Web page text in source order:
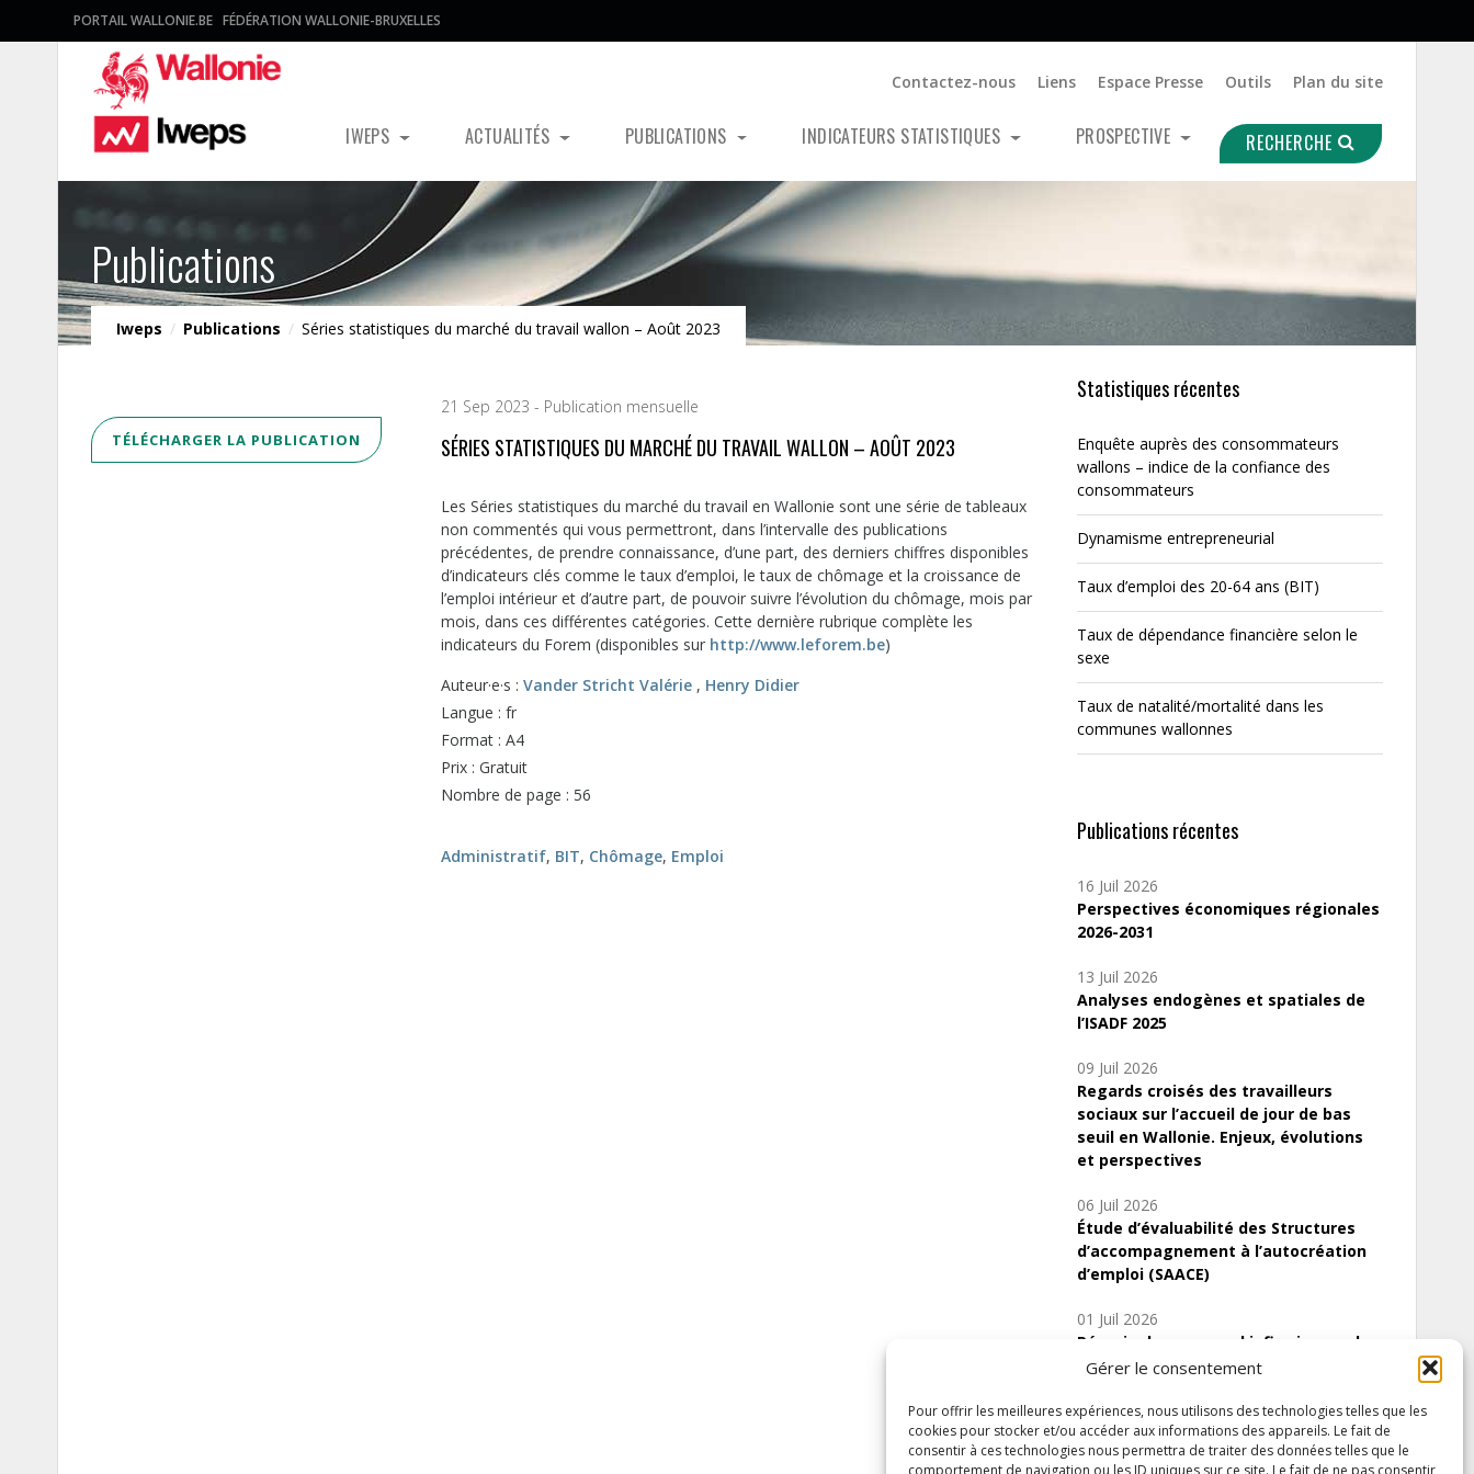
Gérer le consentement
Pour offrir les meilleures expériences, nous utilisons des technologies telles que les
cookies pour stocker et/ou accéder aux informations des appareils. Le fait de
consentir à ces technologies nous permettra de traiter des données telles que le
comportement de navigation ou les ID uniques sur ce site. Le fait de ne pas consentir
PORTAIL WALLONIE.BE FÉDÉRATION WALLONIE-BRUXELLES
Contactez-nous Liens Espace Presse Outils Plan du site
IWEPS ACTUALITÉS PUBLICATIONS INDICATEURS STATISTIQUES PROSPECTIVE RECHERCHE
Publications
Iweps / Publications / Séries statistiques du marché du travail wallon – Août 2023
TÉLÉCHARGER LA PUBLICATION
21 Sep 2023 - Publication mensuelle
SÉRIES STATISTIQUES DU MARCHÉ DU TRAVAIL WALLON – AOÛT 2023
Les Séries statistiques du marché du travail en Wallonie sont une série de tableaux
non commentés qui vous permettront, dans l’intervalle des publications
précédentes, de prendre connaissance, d’une part, des derniers chiffres disponibles
d’indicateurs clés comme le taux d’emploi, le taux de chômage et la croissance de
l’emploi intérieur et d’autre part, de pouvoir suivre l’évolution du chômage, mois par
mois, dans ces différentes catégories. Cette dernière rubrique complète les
indicateurs du Forem (disponibles sur http://www.leforem.be)
Auteur·e·s :Vander Stricht Valérie , Henry Didier
Langue : fr
Format : A4
Prix : Gratuit
Nombre de page : 56
Administratif, BIT, Chômage, Emploi
Statistiques récentes
Enquête auprès des consommateurs
wallons – indice de la confiance des
consommateurs
Dynamisme entrepreneurial
Taux d’emploi des 20-64 ans (BIT)
Taux de dépendance financière selon le
sexe
Taux de natalité/mortalité dans les
communes wallonnes
Publications récentes
16 Juil 2026
Perspectives économiques régionales
2026-2031
13 Juil 2026
Analyses endogènes et spatiales de
l’ISADF 2025
09 Juil 2026
Regards croisés des travailleurs
sociaux sur l’accueil de jour de bas
seuil en Wallonie. Enjeux, évolutions
et perspectives
06 Juil 2026
Étude d’évaluabilité des Structures
d’accompagnement à l’autocréation
d’emploi (SAACE)
01 Juil 2026
Pénurie du personnel infirmier :quels
indicateurs d’offre de soins pour